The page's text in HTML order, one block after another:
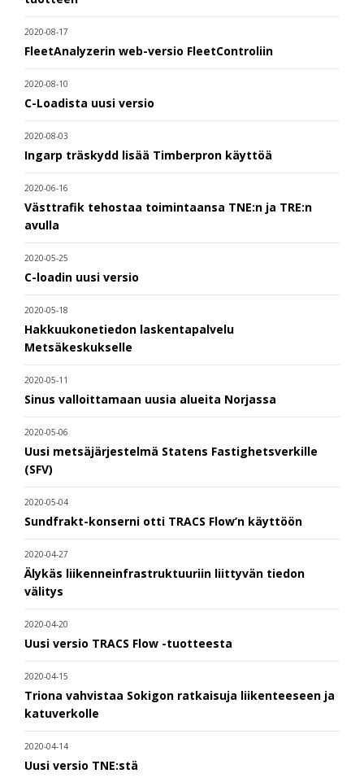
2020-08-17
FleetAnalyzerin web-versio FleetControliin
2020-08-10
C-Loadista uusi versio
2020-08-03
Ingarp träskydd lisää Timberpron käyttöä
2020-06-16
Västtrafik tehostaa toimintaansa TNE:n ja TRE:n
avulla
2020-05-25
C-loadin uusi versio
2020-05-18
Hakkuukonetiedon laskentapalvelu
Metsäkeskukselle
2020-05-11
Sinus valloittamaan uusia alueita Norjassa
2020-05-06
Uusi metsäjärjestelmä Statens Fastighetsverkille
(SFV)
2020-05-04
Sundfrakt-konserni otti TRACS Flow’n käyttöön
2020-04-27
Älykäs liikenneinfrastruktuuriin liittyvän tiedon
välitys
2020-04-20
Uusi versio TRACS Flow -tuotteesta
2020-04-15
Triona vahvistaa Sokigon ratkaisuja liikenteeseen ja
katuverkolle
2020-04-14
Uusi versio TNE:stä